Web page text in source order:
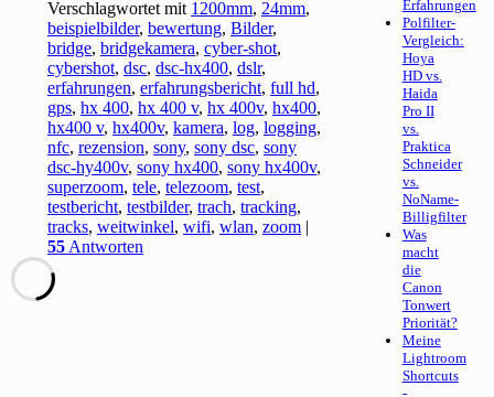
Verschlagwortet mit 1200mm, 24mm,
beispielbilder,bewertung,Bilder,
bridge,bridgekamera,cyber-shot,
cybershot,dsc,dsc-hx400,dslr,
erfahrungen,erfahrungsbericht,full hd,
gps,hx 400,hx 400 v,hx 400v,hx400,
hx400 v,hx400v,kamera,log,logging,
nfc,rezension,sony,sony dsc,sony
dsc-hy400v,sony hx400,sony hx400v,
superzoom,tele,telezoom,test,
testbericht,testbilder,trach,tracking,
tracks,weitwinkel,wifi,wlan,zoom |
55 Antworten
Erfahrungen
Polfilter-
Vergleich:
Hoya
HD vs.
Haida
Pro II
vs.
Praktica
Schneider
vs.
NoName-
Billigfilter
Was
macht
die
Canon
Tonwert
Priorität?
Meine
Lightroom
Shortcuts
-